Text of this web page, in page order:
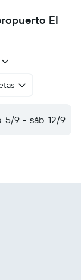
El
5/9 - sáb. 12/9